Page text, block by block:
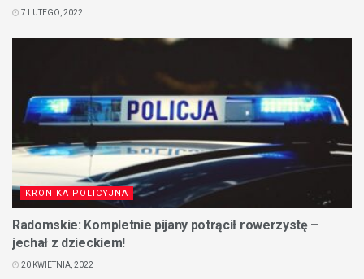
7 LUTEGO, 2022
KRONIKA POLICYJNA
Radomskie: Kompletnie pijany potrącił rowerzystę –
jechał z dzieckiem!
20 KWIETNIA, 2022